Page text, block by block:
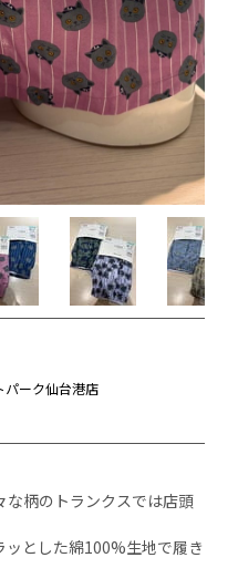
パーク仙台港店
な柄のトランクスでは店頭
とした綿100%生地で履き